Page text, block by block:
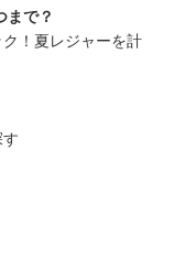
まで？
！夏レジャーを計